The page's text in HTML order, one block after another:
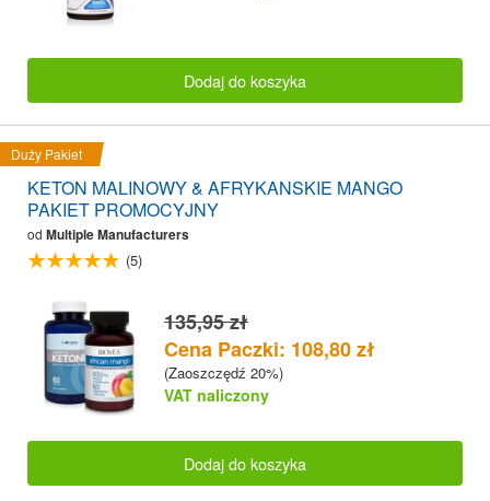
Dodaj do koszyka
Duży Pakiet
KETON MALINOWY & AFRYKANSKIE MANGO
PAKIET PROMOCYJNY
od Multiple Manufacturers
(5)
135,95 zł
Cena Paczki: 108,80 zł
(Zaoszczędź 20%)
VAT naliczony
Dodaj do koszyka